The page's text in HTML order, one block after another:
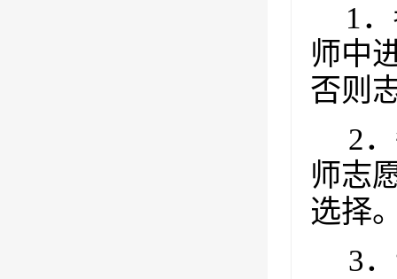
1
师中
否则
2
师志
选择
3．